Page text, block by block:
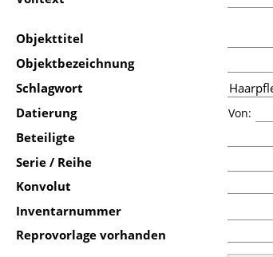
Objekttitel
Objektbezeichnung
Schlagwort
Datierung
Von:
Beteiligte
Serie / Reihe
Konvolut
Inventarnummer
Reprovorlage vorhanden